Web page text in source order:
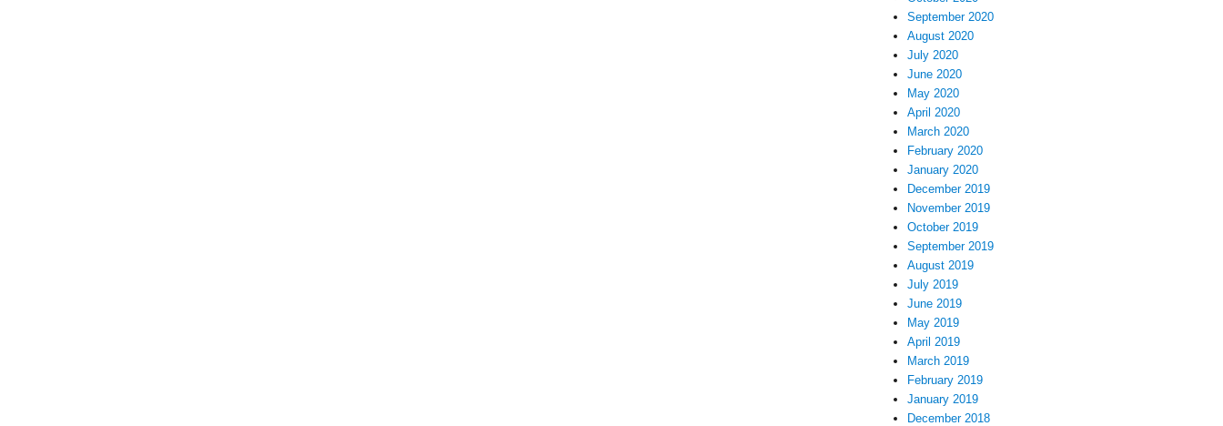
September 2020
August 2020
July 2020
June 2020
May 2020
April 2020
March 2020
February 2020
January 2020
December 2019
November 2019
October 2019
September 2019
August 2019
July 2019
June 2019
May 2019
April 2019
March 2019
February 2019
January 2019
December 2018